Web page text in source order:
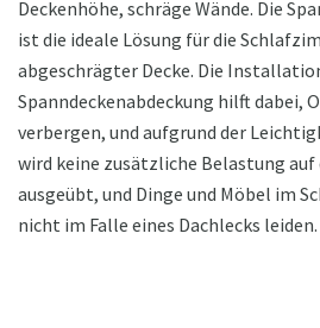
Deckenhöhe, schräge Wände. Die
ist die ideale Lösung für die
abgeschrägter Decke. Die
Spanndeckenabdeckung hilft dabei,
verbergen, und aufgrund der
wird keine zusätzliche Belastung auf
ausgeübt, und Dinge und Möbel im
nicht im Falle eines Dachlecks leiden.